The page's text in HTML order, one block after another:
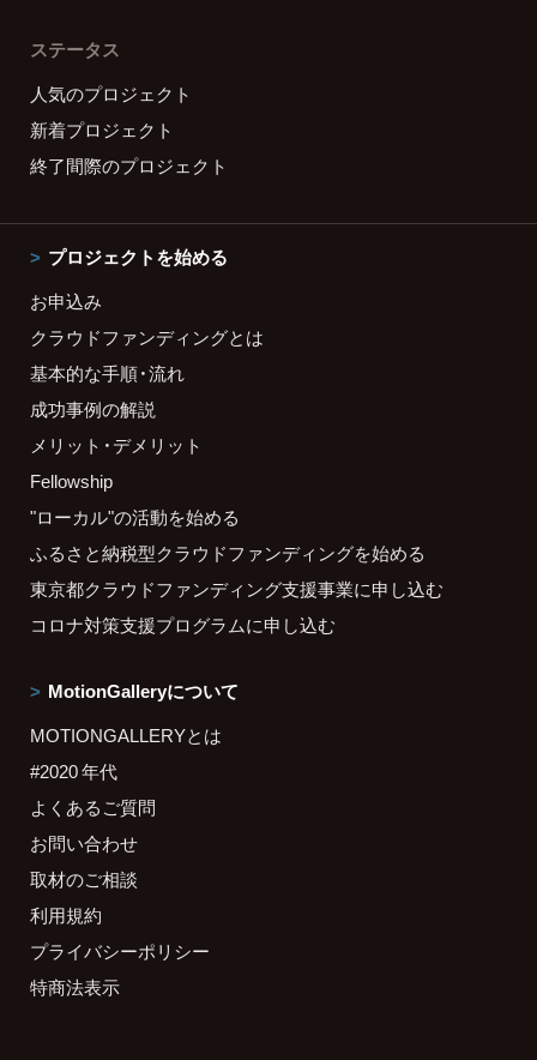
ステータス
人気のプロジェクト
新着プロジェクト
終了間際のプロジェクト
プロジェクトを始める
お申込み
クラウドファンディングとは
基本的な手順・流れ
成功事例の解説
メリット・デメリット
Fellowship
"ローカル"の活動を始める
ふるさと納税型クラウドファンディングを始める
東京都クラウドファンディング支援事業に申し込む
コロナ対策支援プログラムに申し込む
MotionGalleryについて
MOTIONGALLERYとは
#2020 年代
よくあるご質問
お問い合わせ
取材のご相談
利用規約
プライバシーポリシー
特商法表示